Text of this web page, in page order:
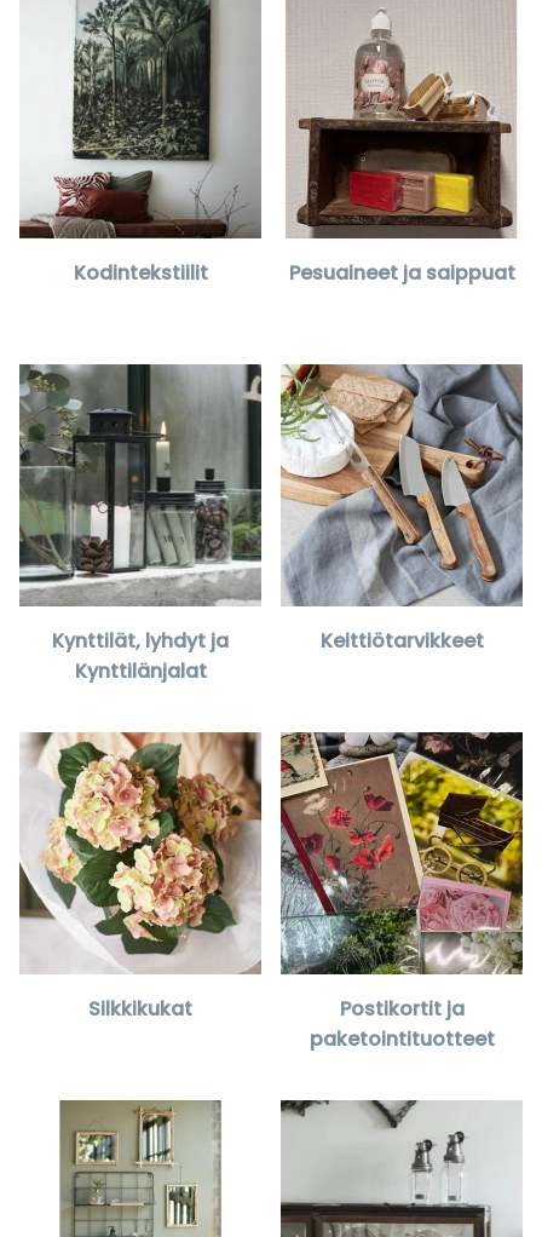
Kodintekstiilit Pesuaineet ja saippuat
Kynttilät, lyhdyt ja
Kynttilänjalat
Keittiötarvikkeet
Silkkikukat
Postikortit ja
paketointituotteet